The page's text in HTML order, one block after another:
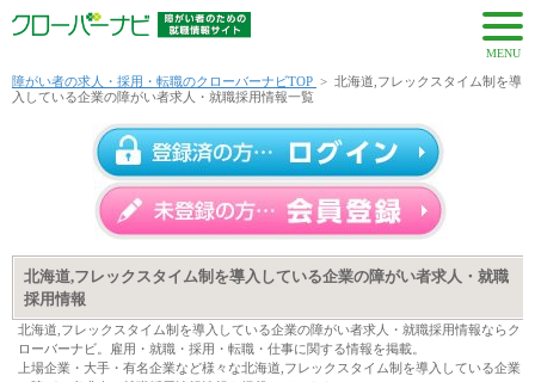
MENU
障がい者の求人・採用・転職のクローバーナビTOP > 北海道,フレックスタイム制を導
入している企業の障がい者求人・就職採用情報一覧
北海道,フレックスタイム制を導入している企業の障がい者求人・就職
採用情報
北海道,フレックスタイム制を導入している企業の障がい者求人・就職採用情報ならク
ローバーナビ。雇用・就職・採用・転職・仕事に関する情報を掲載。
上場企業・大手・有名企業など様々な北海道,フレックスタイム制を導入している企業